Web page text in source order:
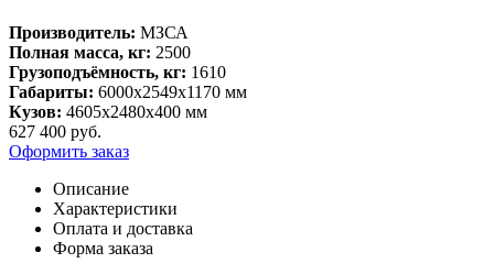
Производитель: МЗСА
Полная масса, кг: 2500
Грузоподъёмность, кг: 1610
Габариты: 6000х2549х1170 мм
Кузов: 4605х2480х400 мм
627 400 руб.
Оформить заказ
Описание
Характеристики
Оплата и доставка
Форма заказа